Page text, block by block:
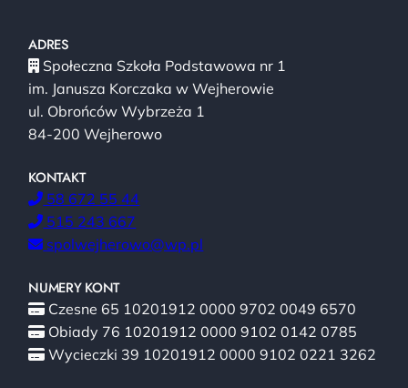
ADRES
Społeczna Szkoła Podstawowa nr 1
im. Janusza Korczaka w Wejherowie
ul. Obrońców Wybrzeża 1
84-200 Wejherowo
KONTAKT
58 672 55 44
515 243 667
spolwejherowo@wp.pl
NUMERY KONT
Czesne 65 10201912 0000 9702 0049 6570
Obiady 76 10201912 0000 9102 0142 0785
Wycieczki 39 10201912 0000 9102 0221 3262